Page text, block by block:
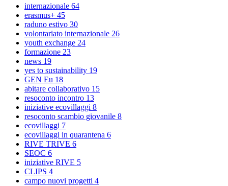
internazionale 64
erasmus+ 45
raduno estivo 30
volontariato internazionale 26
youth exchange 24
formazione 23
news 19
yes to sustainability 19
GEN Eu 18
abitare collaborativo 15
resoconto incontro 13
iniziative ecovillaggi 8
resoconto scambio giovanile 8
ecovillaggi 7
ecovillaggi in quarantena 6
RIVE TRIVE 6
SEOC 6
iniziative RIVE 5
CLIPS 4
campo nuovi progetti 4